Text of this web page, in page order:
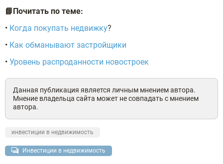
📘Почитать по теме:
• Когда покупать недвижку?
• Как обманывают застройщики
• Уровень распроданности новостроек
Данная публикация является личным мнением автора.
Мнение владельца сайта может не совпадать с мнением
автора.
инвестиции в недвижимость
Инвестиции в недвижимость